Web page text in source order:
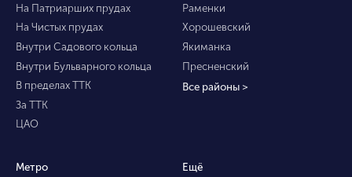
На Патриарших прудах
На Чистых прудах
Внутри Садового кольца
Внутри Бульварного кольца
В пределах ТТК
За ТТК
ЦАО
Раменки
Хорошевский
Якиманка
Пресненский
Все районы >
Метро
Ещё